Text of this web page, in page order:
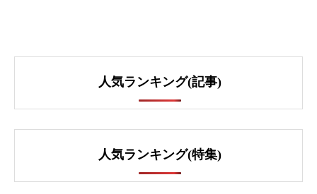
人気ランキング(記事)
人気ランキング(特集)